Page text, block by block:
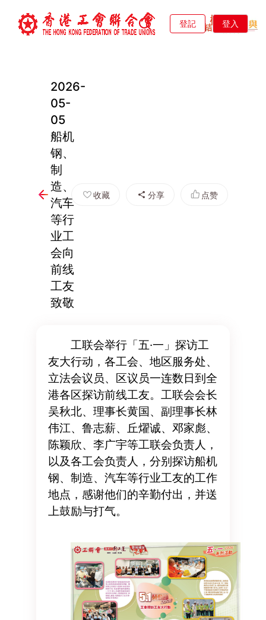
登記 登入
2026-
05-
05
船机
钢、
制
造、
汽车
等行
业工
会向
前线
工友
致敬
收藏 分享 点赞
工联会举行「五·一」探访工
友大行动，各工会、地区服务处、
立法会议员、区议员一连数日到全
港各区探访前线工友。工联会会长
吴秋北、理事长黄国、副理事长林
伟江、鲁志薪、丘燿诚、邓家彪、
陈颖欣、李广宇等工联会负责人，
以及各工会负责人，分别探访船机
钢、制造、汽车等行业工友的工作
地点，感谢他们的辛勤付出，并送
上鼓励与打气。